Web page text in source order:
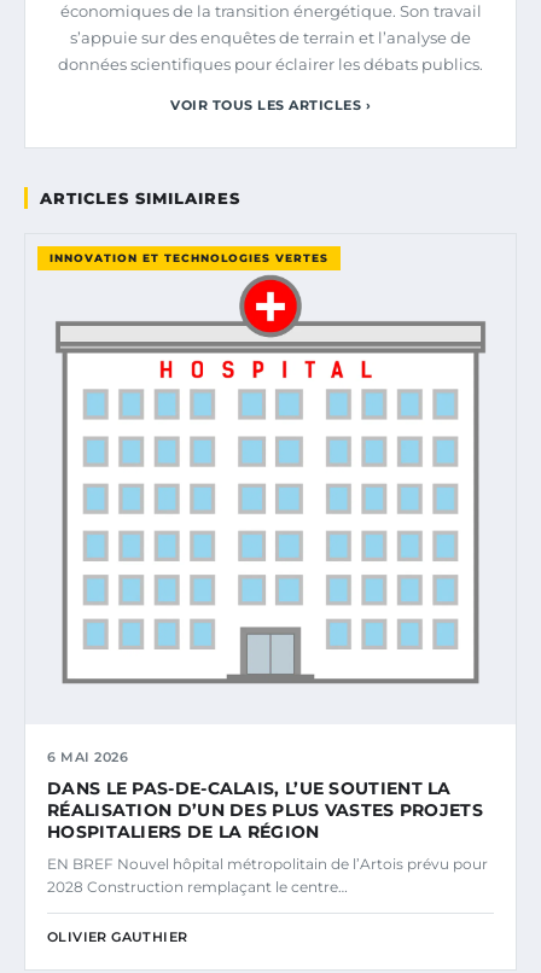
économiques de la transition énergétique. Son travail
s’appuie sur des enquêtes de terrain et l’analyse de
données scientifiques pour éclairer les débats publics.
VOIR TOUS LES ARTICLES ›
ARTICLES SIMILAIRES
INNOVATION ET TECHNOLOGIES VERTES
6 MAI 2026
DANS LE PAS-DE-CALAIS, L’UE SOUTIENT LA
RÉALISATION D’UN DES PLUS VASTES PROJETS
HOSPITALIERS DE LA RÉGION
EN BREF Nouvel hôpital métropolitain de l’Artois prévu pour
2028 Construction remplaçant le centre…
OLIVIER GAUTHIER